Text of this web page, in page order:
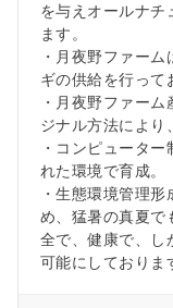
を与えオールナチ
ます。
・月夜野ファー
ギの供給を行って
・月夜野ファー
ジナル方法により
・コンピュータ
れた環境で育成。
・生態環境管理
め、猛暑の真夏で
全で、健康で、し
可能にしておりま